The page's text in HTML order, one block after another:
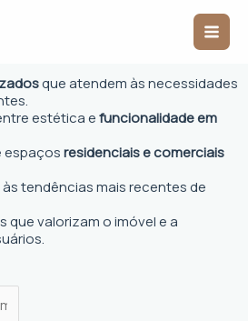
Main
em Volta
que atendem às necessidades
estética efuncionalidade em
espaçosresidenciais e comerciais
tendências mais recentes de
que valorizam o imóvel e a